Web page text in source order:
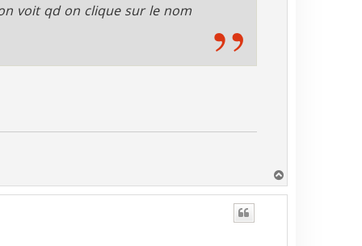
voit qd on clique sur le nom
a